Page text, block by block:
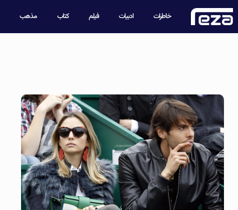
خاطرات ادبیات فیلم کتاب مذهب